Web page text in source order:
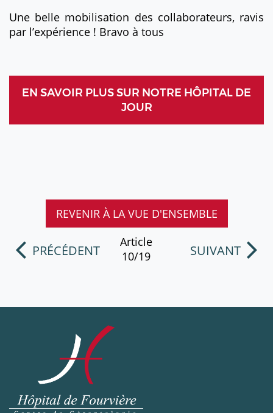
Une belle mobilisation des collaborateurs, ravis
par l’expérience ! Bravo à tous
EN SAVOIR PLUS SUR NOTRE HÔPITAL DE
JOUR
REVENIR À LA VUE D'ENSEMBLE
PRÉCÉDENT
Article
10/19
SUIVANT